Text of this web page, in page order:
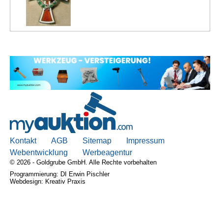
Kontakt
AGB, Nutzungsbedingungen
Kontakt AGB Sitemap
Impressum
Webentwicklung
Werbeagentur
© 2026 - Goldgrube GmbH. Alle Rechte vorbehalten
Programmierung: DI Erwin Pischler
Webdesign: Kreativ Praxis